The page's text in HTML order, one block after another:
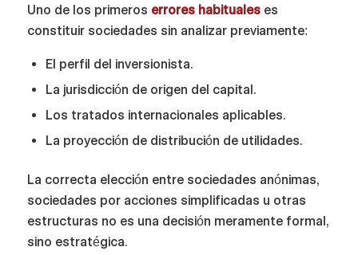
Uno de los primeros errores habitualeses
constituir sociedades sin analizar previamente:
El perfil del inversionista.
La jurisdicción de origen del capital.
Los tratados internacionales aplicables.
La proyección de distribución de utilidades.
La correcta elección entre sociedades anónimas,
sociedades por acciones simplificadas u otras
estructuras no es una decisión meramente formal,
sino estratégica.